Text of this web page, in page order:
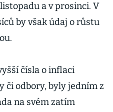
a v prosinci. V
by však údaj o růstu
čísla o inflaci
či odbory, byly jedním z
na svém zatím